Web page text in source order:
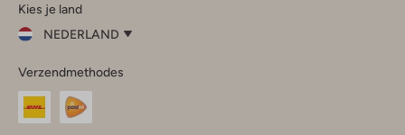
InstagramFacebook
Kies je land
NEDERLAND
je
land
Nederland
Verzendmethodes